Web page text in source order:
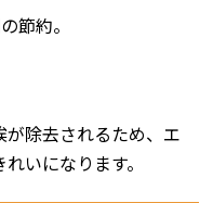
節約。
除去されるため、エ
いになります。